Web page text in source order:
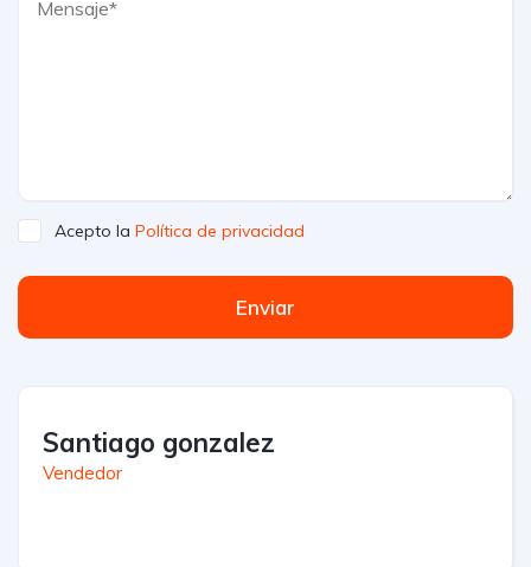
Acepto la Política de privacidad
Enviar
Santiago gonzalez
Vendedor